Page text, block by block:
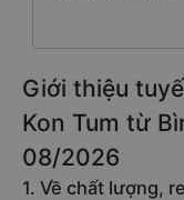
Giới thiệu
Kon Tum từ
08/2026
1. Về chất lượng,